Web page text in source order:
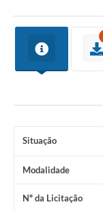
Galeria de Fotos
Contratos
Audiências Públicas
Carta de Serviços
Galeria de Vídeos
Situação
Modalidade
Nº da Licitação